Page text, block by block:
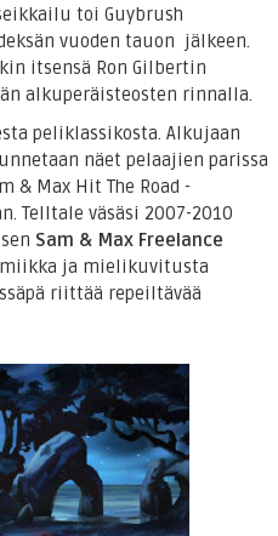
toi Guybrush
vuoden tauon jälkeen.
itsensä Ron Gilbertin
alkuperäisteosten rinnalla.
peliklassikosta. Alkujaan
näet pelaajien parissa
& Max Hit The Road -
Telltale väsäsi 2007-2010
Sam & Max Freelance
ja mielikuvitusta
riittää repeiltävää